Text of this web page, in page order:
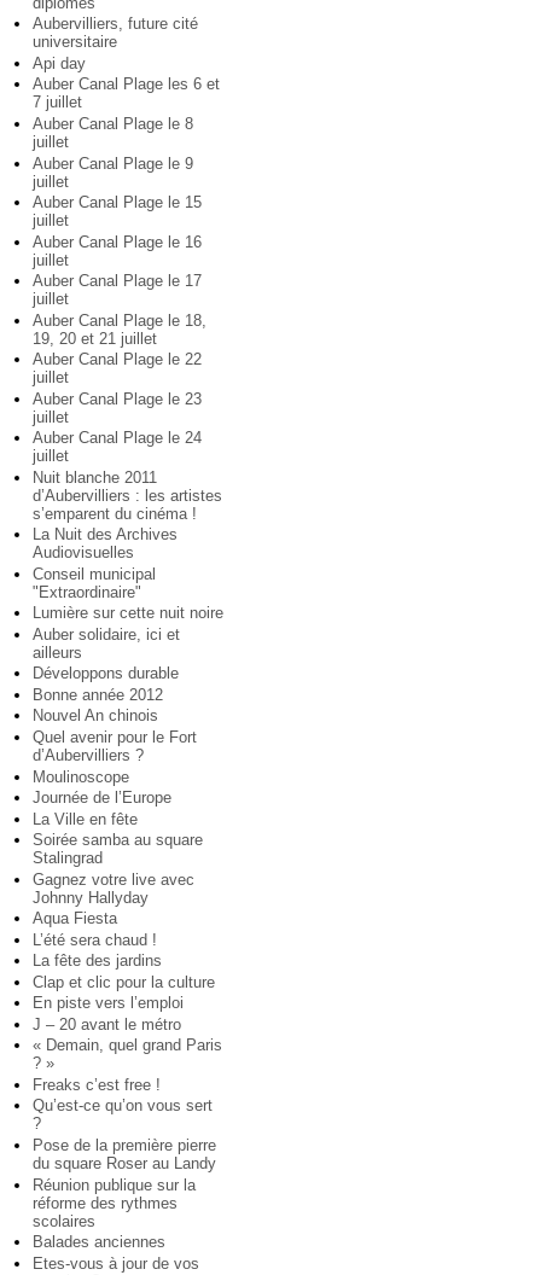
Aubervilliers, future cité
universitaire
Api day
Auber Canal Plage les 6 et
7 juillet
Auber Canal Plage le 8
juillet
Auber Canal Plage le 9
juillet
Auber Canal Plage le 15
juillet
Auber Canal Plage le 16
juillet
Auber Canal Plage le 17
juillet
Auber Canal Plage le 18,
19, 20 et 21 juillet
Auber Canal Plage le 22
juillet
Auber Canal Plage le 23
juillet
Auber Canal Plage le 24
juillet
Nuit blanche 2011
d’Aubervilliers : les artistes
s’emparent du cinéma !
La Nuit des Archives
Audiovisuelles
Conseil municipal
"Extraordinaire"
Lumière sur cette nuit noire
Auber solidaire, ici et
ailleurs
Développons durable
Bonne année 2012
Nouvel An chinois
Quel avenir pour le Fort
d’Aubervilliers ?
Moulinoscope
Journée de l’Europe
La Ville en fête
Soirée samba au square
Stalingrad
Gagnez votre live avec
Johnny Hallyday
Aqua Fiesta
L’été sera chaud !
La fête des jardins
Clap et clic pour la culture
En piste vers l’emploi
J – 20 avant le métro
« Demain, quel grand Paris
? »
Freaks c’est free !
Qu’est-ce qu’on vous sert
?
Pose de la première pierre
du square Roser au Landy
Réunion publique sur la
réforme des rythmes
scolaires
Balades anciennes
Etes-vous à jour de vos